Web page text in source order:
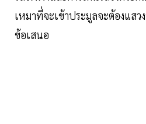
เหมาที่จะเข้าประมูลจะต้องแส
ข้อเสนอ